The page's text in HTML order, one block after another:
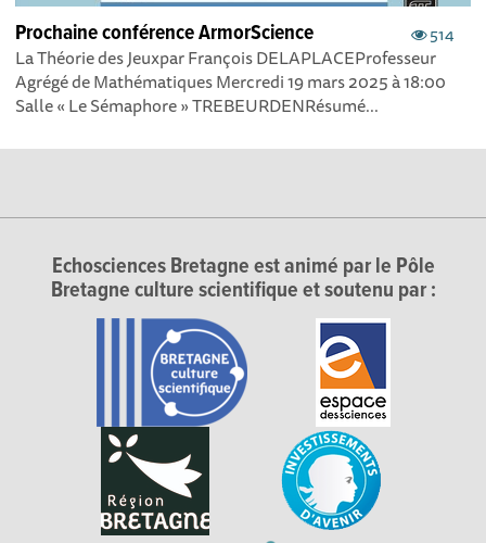
514
Prochaine conférence ArmorScience
La Théorie des Jeuxpar François DELAPLACEProfesseur
Agrégé de Mathématiques Mercredi 19 mars 2025 à 18:00
Salle « Le Sémaphore » TREBEURDENRésumé...
Echosciences Bretagne est animé par le Pôle
Bretagne culture scientifique et soutenu par :